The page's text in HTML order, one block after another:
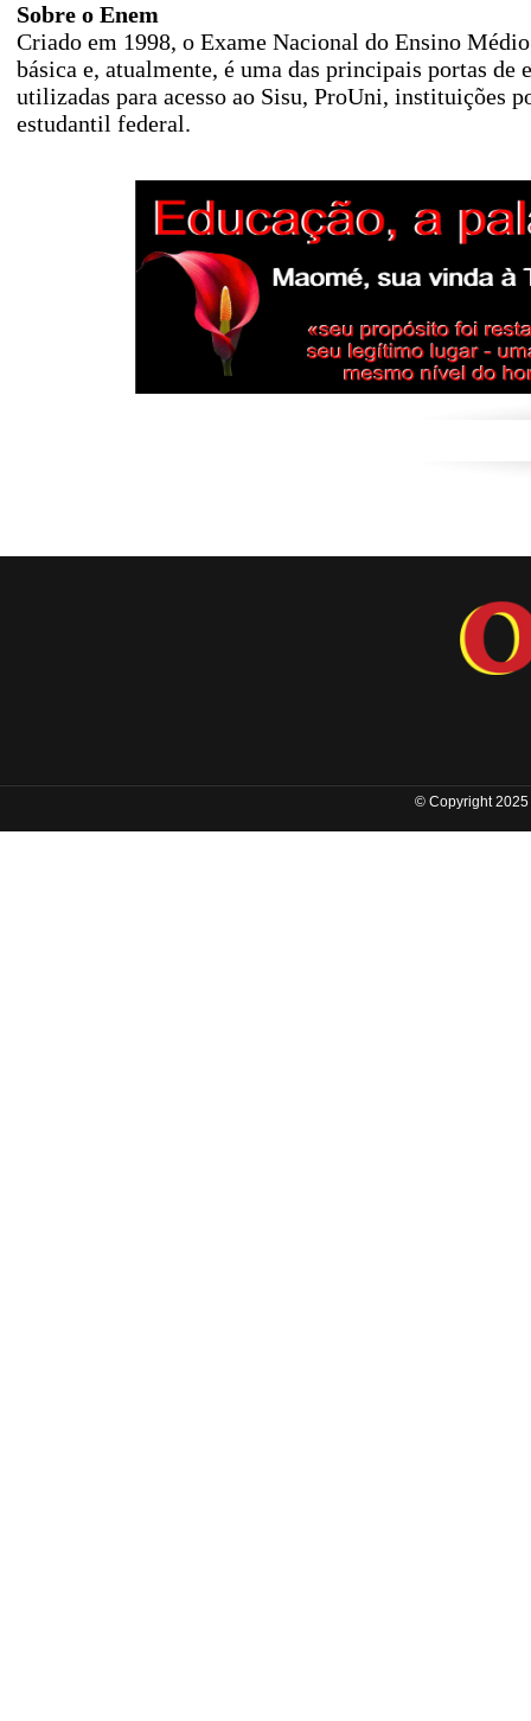
Sobre o Enem
Criado em 1998, o Exame Nacional do Ensino
básica e, atualmente, é uma das principais portas
utilizadas para acesso ao Sisu, ProUni, instituições
estudantil federal.
© Copyright